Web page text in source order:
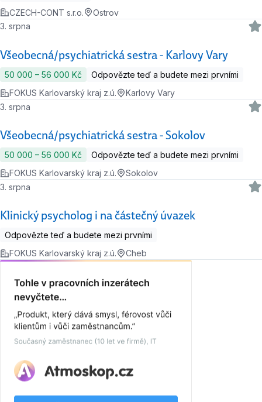
CZECH-CONT s.r.o.
Ostrov
Všeobecná/psychiatrická sestra - Karlovy Vary
3. srpna
50 000 ‍–‍ 56 000 Kč
Odpovězte teď a budete mezi prvními
FOKUS Karlovarský kraj z.ú.
Karlovy Vary
Všeobecná/psychiatrická sestra - Sokolov
3. srpna
50 000 ‍–‍ 56 000 Kč
Odpovězte teď a budete mezi prvními
FOKUS Karlovarský kraj z.ú.
Sokolov
Klinický psycholog i na částečný úvazek
3. srpna
Odpovězte teď a budete mezi prvními
FOKUS Karlovarský kraj z.ú.
Cheb